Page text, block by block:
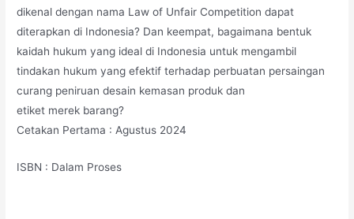
dikenal dengan nama Law of Unfair Competition dapat
diterapkan di Indonesia? Dan keempat, bagaimana bentuk
kaidah hukum yang ideal di Indonesia untuk mengambil
tindakan hukum yang efektif terhadap perbuatan persaingan
curang peniruan desain kemasan produk dan
etiket merek barang?
Cetakan Pertama : Agustus 2024
ISBN : Dalam Proses